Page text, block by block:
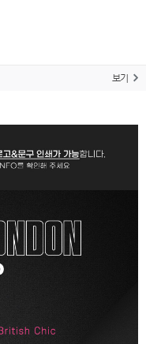
보기